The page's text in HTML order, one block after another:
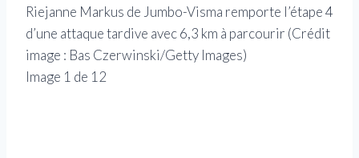
Riejanne Markus de Jumbo-Visma remporte l’étape 4
d’une attaque tardive avec 6,3 km à parcourir (Crédit
image : Bas Czerwinski/Getty Images)
Image 1 de 12